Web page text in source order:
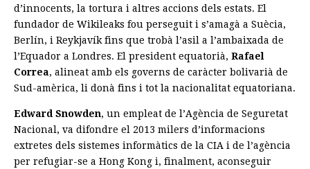
d’innocents, la tortura i altres accions dels estats. El
fundador de Wikileaks fou perseguit i s’amagà a Suècia,
Berlín, i Reykjavík fins que trobà l’asil a l’ambaixada de
l’Equador a Londres. El president equatorià, Rafael
Correa, alineat amb els governs de caràcter bolivarià de
Sud-amèrica, li donà fins i tot la nacionalitat equatoriana.
Edward Snowden, un empleat de l’Agència de Seguretat
Nacional, va difondre el 2013 milers d’informacions
extretes dels sistemes informàtics de la CIA i de l’agència
per refugiar-se a Hong Kong i, finalment, aconseguir